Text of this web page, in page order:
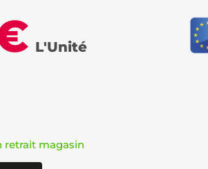
L'Unité
retrait magasin